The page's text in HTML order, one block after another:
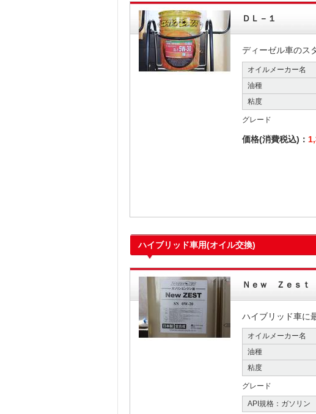
ＤＬ－１
ディーゼル車のス
オイルメーカー名
油種
粘度
グレード
価格(消費税込)：
ハイブリッド車用(オイル交換)
Ｎｅｗ Ｚｅｓｔ
ハイブリッド車に
オイルメーカー名
油種
粘度
グレード
API規格：ガソリン